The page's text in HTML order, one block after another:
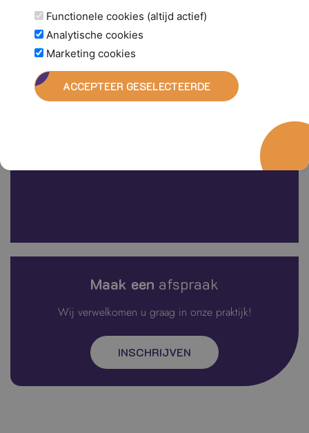
Maak een afspraak
Wij verwelkomen u graag in onze praktijk!
INSCHRIJVEN
Functionele cookies (altijd actief)
Analytische cookies
Marketing cookies
ACCEPTEER GESELECTEERDE